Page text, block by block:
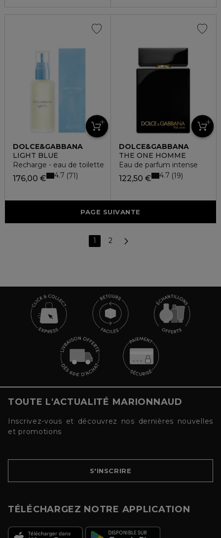
DOLCE&GABBANA
LIGHT BLUE
Recharge - eau de toilette
176,00 € 4.7 71
DOLCE&GABBANA
THE ONE HOMME
Eau de parfum intense
122,50 € 4.7 19
PAGE SUIVANTE
1 2
TOUTE L'ACTUALITÉ MARIONNAUD
Inscrivez-vous et découvrez nos dernières nouvelles
et promotions
S'INSCRIRE
TÉLÉCHARGEZ NOTRE APPLICATION